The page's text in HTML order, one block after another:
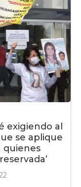
exigiendo al
se aplique
quienes